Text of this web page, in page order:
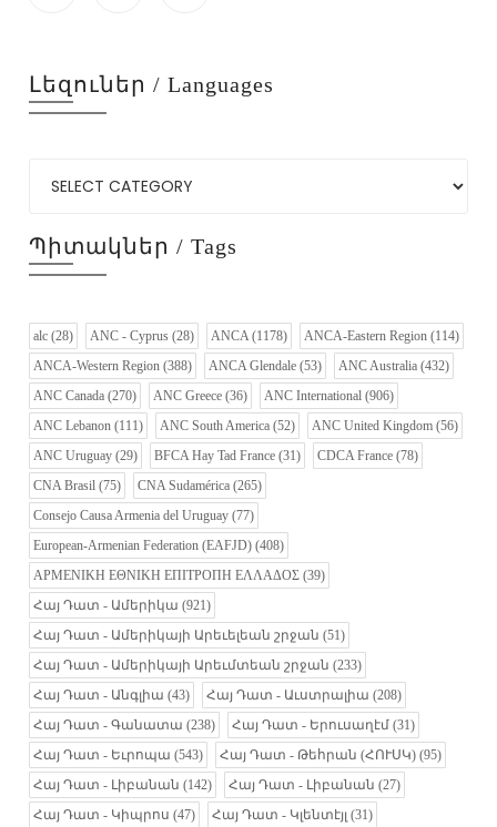
Լեզուներ / Languages
Պիտակներ / Tags
alc (28) ANC - Cyprus (28) ANCA(1178) ANCA-Eastern Region (114)
ANCA-Western Region (388) ANCA Glendale (53) ANC Australia (432)
ANC Canada (270) ANC Greece (36) ANC International (906)
ANC Lebanon (111) ANC South America (52) ANC United Kingdom (56)
ANC Uruguay (29) BFCA Hay Tad France (31) CDCA France (78)
CNA Brasil (75) CNA Sudamérica (265)
Consejo Causa Armenia del Uruguay (77)
European-Armenian Federation (EAFJD) (408)
ΑΡΜΕΝΙΚΗ ΕΘΝΙΚΗ ΕΠΙΤΡΟΠΗ ΕΛΛΑΔΟΣ (39)
Հայ Դատ - Ամերիկա (921)
Հայ Դատ - Ամերիկայի Արեւելեան շրջան (51)
Հայ Դատ - Ամերիկայի Արեւմտեան շրջան (233)
Հայ Դատ - Անգլիա (43) Հայ Դատ - Աւստրալիա (208)
Հայ Դատ - Գանատա (238) Հայ Դատ - Երուսաղէմ (31)
Հայ Դատ - Եւրոպա (543) Հայ Դատ - Թեհրան (ՀՈՒՍԿ) (95)
Հայ Դատ - Լիբանան (142) Հայ Դատ - Լիբանան (27)
Հայ Դատ - Կիպրոս (47) Հայ Դատ - Կլենտէյլ (31)